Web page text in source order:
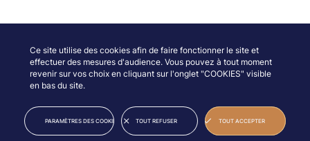
Ce site utilise des cookies afin de faire fonctionner le site et
effectuer des mesures d'audience. Vous pouvez à tout moment
revenir sur vos choix en cliquant sur l'onglet "COOKIES" visible
en bas du site.
PARAMÈTRES DES COOKIES TOUT REFUSER TOUT ACCEPTER
© JAZZ À VIENNE
LEGAL INFORMATION
CREDITS